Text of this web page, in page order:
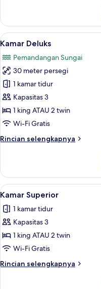
Studio
Khas
(Soma)
Lihat
semua
foto
untuk
Kamar
Deluks
1
Kamar Deluks
Pemandangan Sungai
30 meter persegi
1 kamar tidur
Kapasitas 3
1 king ATAU 2 twin
Wi-Fi Gratis
Rincian selengkapnya
Rincian
Kamar
Deluks
Lihat
semua
foto
untuk
Kamar
Superior
1
Kamar Superior
1 kamar tidur
Kapasitas 3
1 king ATAU 2 twin
Wi-Fi Gratis
Rincian selengkapnya
Rincian